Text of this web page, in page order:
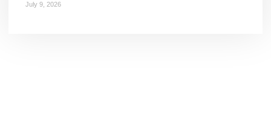
July 9, 2026